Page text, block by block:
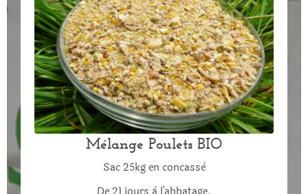
Mélange Poulets BIO
Sac 25kg en concassè